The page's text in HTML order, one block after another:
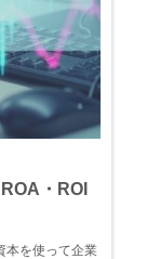
・ROI
本を使って企業